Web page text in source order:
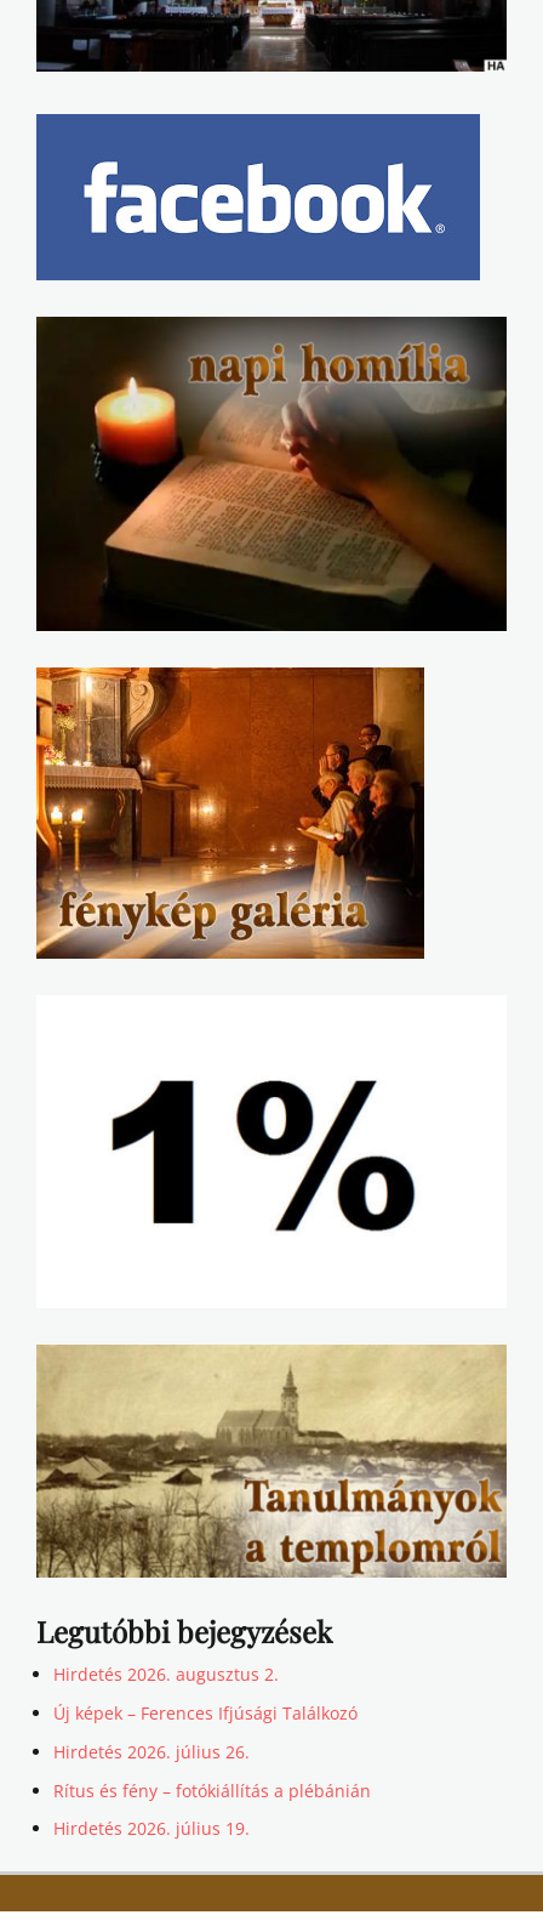
Legutóbbi bejegyzések
Hirdetés 2026. augusztus 2.
Új képek – Ferences Ifjúsági Találkozó
Hirdetés 2026. július 26.
Rítus és fény – fotókiállítás a plébánián
Hirdetés 2026. július 19.